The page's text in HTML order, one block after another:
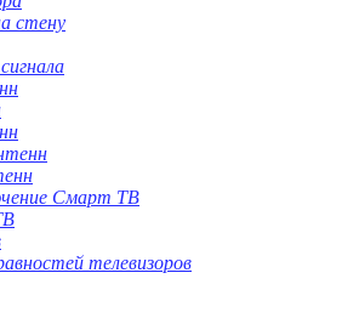
стену
Смарт ТВ
телевизоров